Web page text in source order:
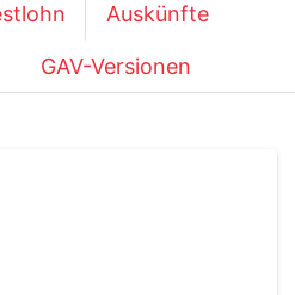
Auskünfte
GAV-Versionen